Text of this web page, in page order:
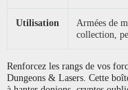
Utilisation
Armées de
collection,
Renforcez les rangs de vos
Dungeons & Lasers. Cette